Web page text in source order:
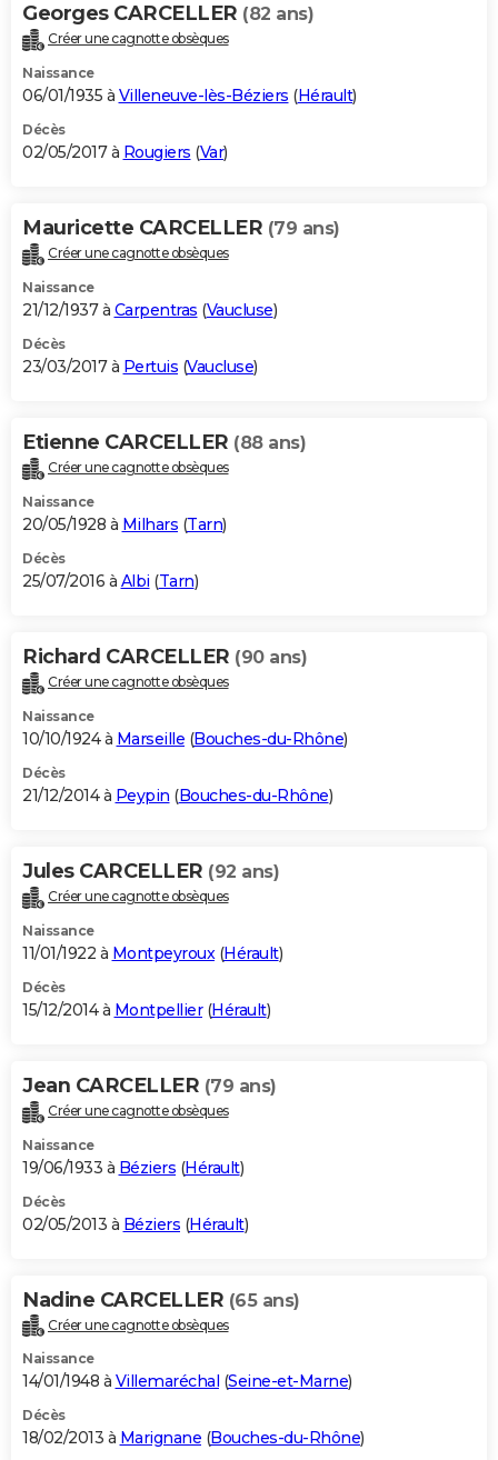
Georges CARCELLER (82 ans)
Créer une cagnotte obsèques
Naissance
06/01/1935 à Villeneuve-lès-Béziers (Hérault)
Décès
02/05/2017 à Rougiers (Var)
Mauricette CARCELLER (79 ans)
Créer une cagnotte obsèques
Naissance
21/12/1937 à Carpentras (Vaucluse)
Décès
23/03/2017 à Pertuis (Vaucluse)
Etienne CARCELLER (88 ans)
Créer une cagnotte obsèques
Naissance
20/05/1928 à Milhars (Tarn)
Décès
25/07/2016 à Albi (Tarn)
Richard CARCELLER (90 ans)
Créer une cagnotte obsèques
Naissance
10/10/1924 à Marseille (Bouches-du-Rhône)
Décès
21/12/2014 à Peypin (Bouches-du-Rhône)
Jules CARCELLER (92 ans)
Créer une cagnotte obsèques
Naissance
11/01/1922 à Montpeyroux(Hérault)
Décès
15/12/2014 à Montpellier(Hérault)
Jean CARCELLER (79 ans)
Créer une cagnotte obsèques
Naissance
19/06/1933 à Béziers (Hérault)
Décès
02/05/2013 à Béziers (Hérault)
Nadine CARCELLER (65 ans)
Créer une cagnotte obsèques
Naissance
14/01/1948 à Villemaréchal (Seine-et-Marne)
Décès
18/02/2013 à Marignane (Bouches-du-Rhône)